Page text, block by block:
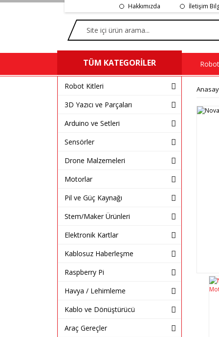
Hakkımızda İletişim
TÜM KATEGORİLER
Robot Kitleri
3D Yazıcı ve Parçaları
Arduino ve Setleri
Sensörler
Drone Malzemeleri
Motorlar
Pil ve Güç Kaynağı
Stem/Maker Ürünleri
Elektronik Kartlar
Kablosuz Haberleşme
Raspberry Pi
Havya / Lehimleme
Kablo ve Dönüştürücü
Araç Gereçler